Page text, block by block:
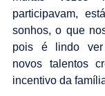
participavam,
sonhos, o que
pois é lindo ver
novos talentos
incentivo da